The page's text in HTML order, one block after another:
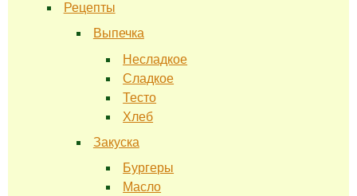
Рецепты
Выпечка
Несладкое
Сладкое
Тесто
Хлеб
Закуска
Бургеры
Масло